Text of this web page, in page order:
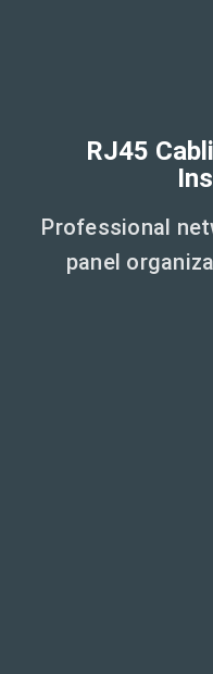
RJ45
Professional
panel